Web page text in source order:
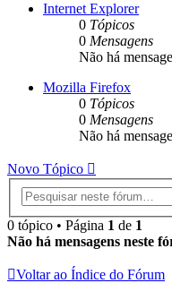
Internet Explorer
0 Tópicos
0 Mensagens
Não há
Mozilla Firefox
0 Tópicos
0 Mensagens
Não há
Novo Tópico
0 tópico • Página 1 de 1
Não há mensagens neste
Voltar ao Índice do Fórum